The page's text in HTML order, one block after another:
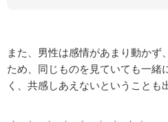
また、男性は感情があまり動かず
ため、同じものを見ていても一緒
く、共感しあえないということも